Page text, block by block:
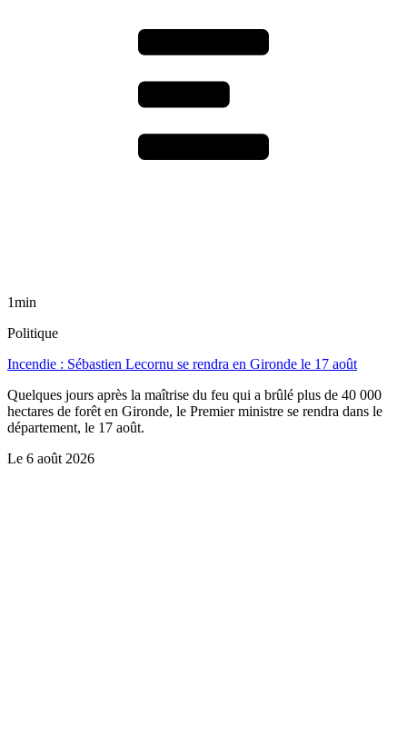
1min
Politique
Incendie : Sébastien Lecornu se rendra en Gironde le 17 août
Quelques jours après la maîtrise du feu qui a brûlé plus de 40 000
hectares de forêt en Gironde, le Premier ministre se rendra dans le
département, le 17 août.
Le 6 août 2026